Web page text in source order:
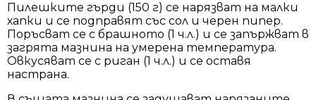
Пилешките гърди (150 г) се нарязват на малки
хапки и се подправят със сол и черен пипер.
Поръсват се с брашното (1 ч.л.) и се запържват в
загрята мазнина на умерена температура.
Овкусяват се с риган (1 ч.л.) и се оставя
настрана.